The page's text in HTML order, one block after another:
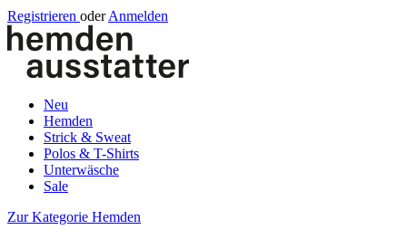
Registrieren oder Anmelden
Neu
Hemden
Strick & Sweat
Polos & T-Shirts
Unterwäsche
Sale
Zur Kategorie Hemden